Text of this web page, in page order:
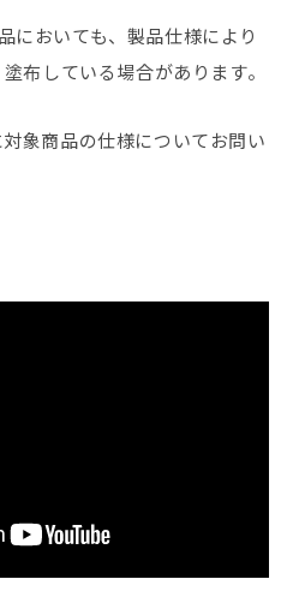
においても、製品仕様により
布している場合があります。
象商品の仕様についてお問い